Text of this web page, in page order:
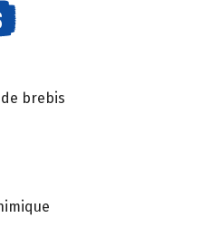
de brebis